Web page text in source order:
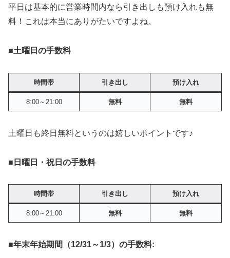
平日は基本的に営業時間内なら引き出しも預け入れも無
料！これは本当にありがたいですよね。
■土曜日の手数料
時間帯 引き出し 預け入れ
8:00～21:00 無料 無料
土曜日も終日無料というのは嬉しいポイントです♪
■ 日曜日・祝日の手数料
時間帯 引き出し 預け入れ
8:00～21:00 無料 無料
■年末年始期間（12/31～1/3）の手数料: